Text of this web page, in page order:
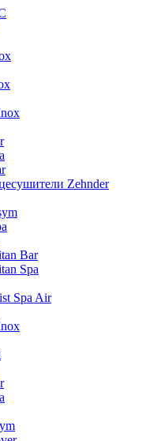
Zehnder
Bar
Spa
Spa Air